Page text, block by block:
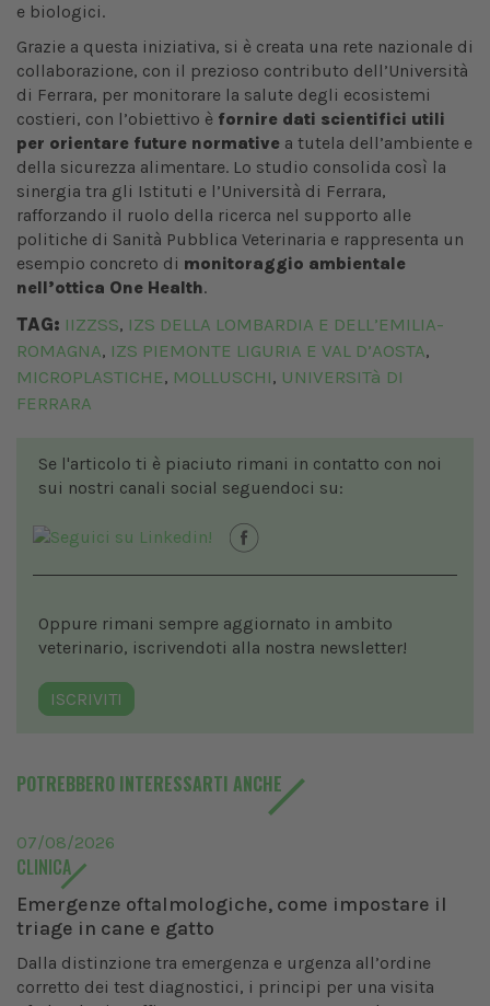
e biologici.
Grazie a questa iniziativa, si è creata una rete nazionale di
collaborazione, con il prezioso contributo dell’Università
di Ferrara, per monitorare la salute degli ecosistemi
costieri, con l’obiettivo è fornire dati scientifici utili
per orientare future normative a tutela dell’ambiente e
della sicurezza alimentare. Lo studio consolida così la
sinergia tra gli Istituti e l’Università di Ferrara,
rafforzando il ruolo della ricerca nel supporto alle
politiche di Sanità Pubblica Veterinaria e rappresenta un
esempio concreto di monitoraggio ambientale
nell’ottica One Health.
TAG: IIZZSS, IZS DELLA LOMBARDIA E DELL’EMILIA-
ROMAGNA, IZS PIEMONTE LIGURIA E VAL D’AOSTA,
MICROPLASTICHE, MOLLUSCHI, UNIVERSITà DI
FERRARA
Se l'articolo ti è piaciuto rimani in contatto con noi
sui nostri canali social seguendoci su:
Oppure rimani sempre aggiornato in ambito
veterinario, iscrivendoti alla nostra newsletter!
ISCRIVITI
POTREBBERO INTERESSARTI ANCHE
07/08/2026
CLINICA
Emergenze oftalmologiche, come impostare il
triage in cane e gatto
Dalla distinzione tra emergenza e urgenza all’ordine
corretto dei test diagnostici, i principi per una visita